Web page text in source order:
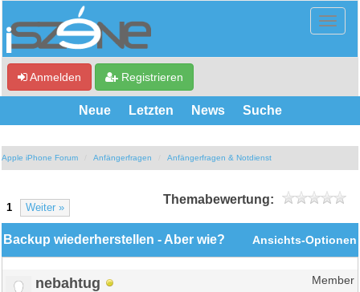
Anmelden Registrieren
Neue Letzten News Suche
Apple iPhone Forum Anfängerfragen Anfängerfragen & Notdienst
1 Weiter »
Themabewertung:
Ansichts-Optionen
Backup wiederherstellen - Aber wie?
nebahtug Member